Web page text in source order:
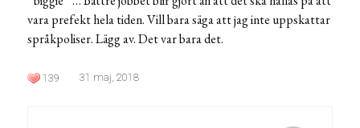
vara prefekt hela tiden. Vill bara säga att jag inte uppskattar
språkpoliser. Lägg av. Det var bara det.
139 31 maj, 2018